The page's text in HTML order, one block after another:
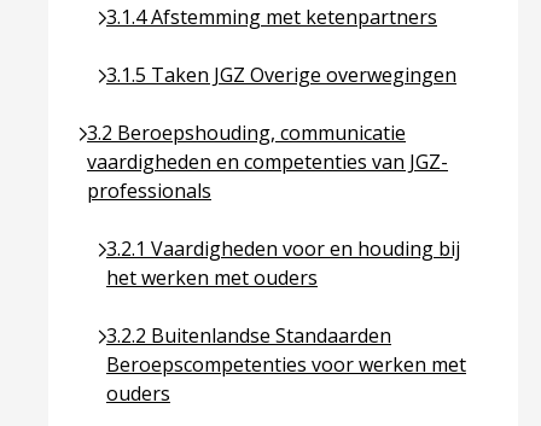
3.1.4 Afstemming met ketenpartners
Ga naar pagina over 3.1.4 Afstemming met
3.1.5 Taken JGZ Overige overwegingen
Ga naar pagina over 3.1.5 Taken JGZ Overige
3.2 Beroepshouding, communicatie
vaardigheden en competenties van JGZ-
professionals
Ga naar pagina over 3.2 Beroepshouding,
3.2.1 Vaardigheden voor en houding bij
het werken met ouders
Ga naar pagina over 3.2.1 Vaardigheden voor
3.2.2 Buitenlandse Standaarden
Beroepscompetenties voor werken met
ouders
Ga naar pagina over 3.2.2 Buitenlandse